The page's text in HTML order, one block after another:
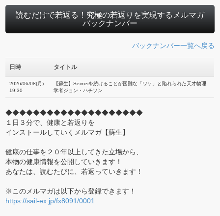
読むだけで若返る！究極の若返りを実現するメルマガ
バックナンバー
バックナンバー一覧へ戻る
日時 タイトル
2026/06/08(月)
19:30
【蘇生】Seimeiを続けることが困難な「ワケ」と陥れられた天才物理
学者ジョン・ハチソン
◆◆◆◆◆◆◆◆◆◆◆◆◆◆◆◆◆◆◆◆
１日３分で、健康と若返りを
インストールしていくメルマガ【蘇生】
健康の仕事を２０年以上してきた立場から、
本物の健康情報を公開していきます！
あなたは、読むたびに、若返っていきます！
※このメルマガは以下から登録できます！
https://sail-ex.jp/fx8091/0001